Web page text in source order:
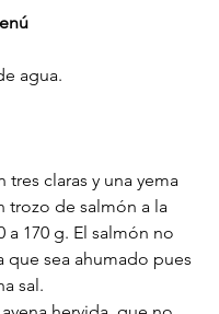
agua.
tres claras y una yema
trozo de salmón a la
a 170 g. El salmón no
que sea ahumado pues
sal.